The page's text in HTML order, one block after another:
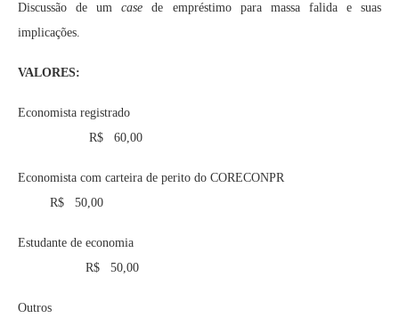
Discussão de umcasede empréstimo para massa falida e suas
implicações.
Economista registrado
R$ 60,00
Economista com carteira de perito do CORECONPR
R$ 50,00
Estudante de economia
R$ 50,00
Outros